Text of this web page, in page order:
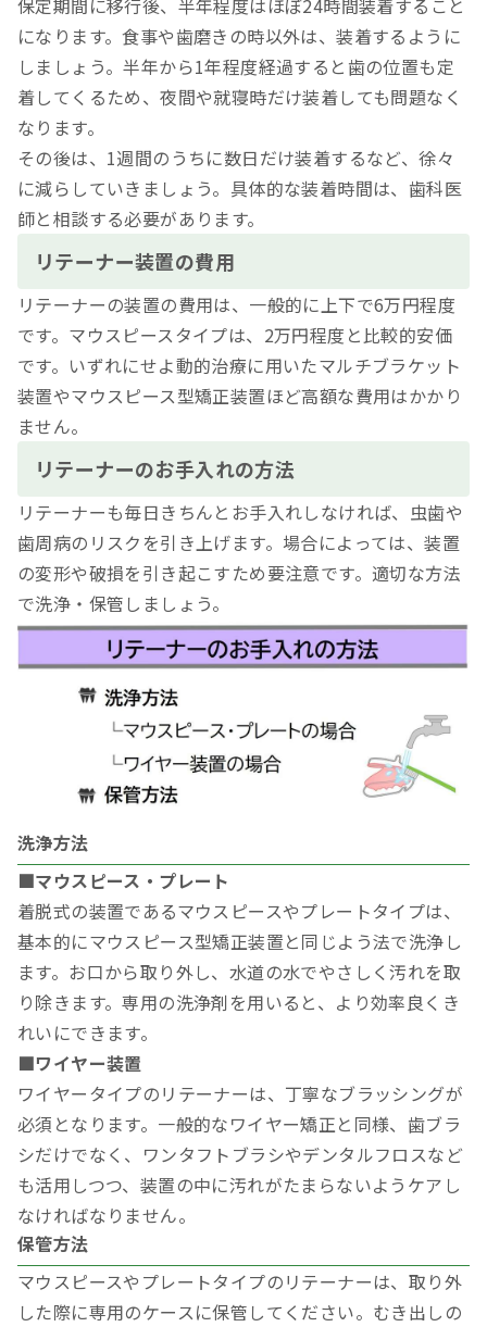
保定期間に移行後、半年程度はほぼ24時間装着すること
になります。食事や歯磨きの時以外は、装着するように
しましょう。半年から1年程度経過すると歯の位置も定
着してくるため、夜間や就寝時だけ装着しても問題なく
なります。
その後は、1週間のうちに数日だけ装着するなど、徐々
に減らしていきましょう。具体的な装着時間は、歯科医
師と相談する必要があります。
リテーナー装置の費用
リテーナーの装置の費用は、一般的に上下で6万円程度
です。マウスピースタイプは、2万円程度と比較的安価
です。いずれにせよ動的治療に用いたマルチブラケット
装置やマウスピース型矯正装置ほど高額な費用はかかり
ません。
リテーナーのお手入れの方法
リテーナーも毎日きちんとお手入れしなければ、虫歯や
歯周病のリスクを引き上げます。場合によっては、装置
の変形や破損を引き起こすため要注意です。適切な方法
で洗浄・保管しましょう。
洗浄方法
■マウスピース・プレート
着脱式の装置であるマウスピースやプレートタイプは、
基本的にマウスピース型矯正装置と同じよう法で洗浄し
ます。お口から取り外し、水道の水でやさしく汚れを取
り除きます。専用の洗浄剤を用いると、より効率良くき
れいにできます。
■ワイヤー装置
ワイヤータイプのリテーナーは、丁寧なブラッシングが
必須となります。一般的なワイヤー矯正と同様、歯ブラ
シだけでなく、ワンタフトブラシやデンタルフロスなど
も活用しつつ、装置の中に汚れがたまらないようケアし
なければなりません。
保管方法
マウスピースやプレートタイプのリテーナーは、取り外
した際に専用のケースに保管してください。むき出しの